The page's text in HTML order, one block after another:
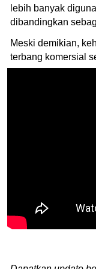
lebih banyak
dibandingkan
Meski demikian,
terbang komersial